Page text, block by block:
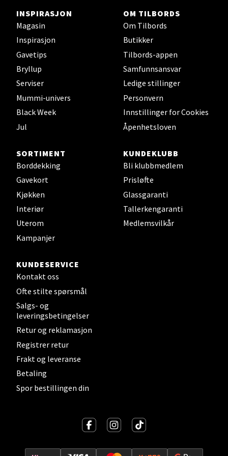
INSPIRASJON
Magasin
Inspirasjon
Gavetips
Bryllup
Serviser
Mummi-univers
Black Week
Jul
OM TILBORDS
Om Tilbords
Butikker
Tilbords-appen
Samfunnsansvar
Ledige stillinger
Personvern
Innstillinger for Cookies
Åpenhetsloven
SORTIMENT
Borddekking
Gavekort
Kjøkken
Interiør
Uterom
Kampanjer
KUNDEKLUBB
Bli klubbmedlem
Prisløfte
Glassgaranti
Tallerkengaranti
Medlemsvilkår
KUNDESERVICE
Kontakt oss
Ofte stilte spørsmål
Salgs- og
leveringsbetingelser
Retur og reklamasjon
Registrer retur
Frakt og leveranse
Betaling
Spor bestillingen din
Stavanger og Sandnes -
Herbarium
Lars Hertervigs gate 6, 4005 Stavanger
Åpent i dag 10-20
Bergen - Horisont
Myrdalsvegen 2, 5130 Nyborg
Sandefjord - Hvaltorvet
Torget 7, 3210 Sandefjord
Åpent i dag 10-20
Tromsø - Jekta Storsenter
Karlsøyveien 12, 9015 Tromsø